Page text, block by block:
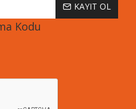
KAYIT OL
Kodu